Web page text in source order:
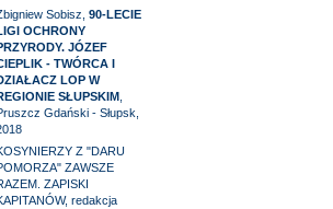
Sobisz, 90-LECIE
OCHRONY
JÓZEF
- TWÓRCA I
LOP W
SŁUPSKIM,
Gdański - Słupsk,
Z "DARU
ZAWSZE
ZAPISKI
redakcja